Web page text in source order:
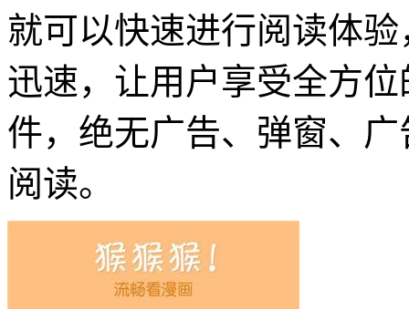
就可以快速进行阅读体
迅速，让用户享受全方
件，绝无广告、弹窗、
阅读。